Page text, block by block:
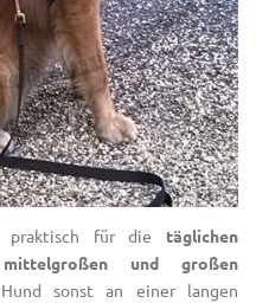
praktisch für die täglichen
und großen
sonst an einer langen